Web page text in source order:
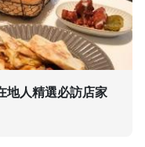
地人精選必訪店家